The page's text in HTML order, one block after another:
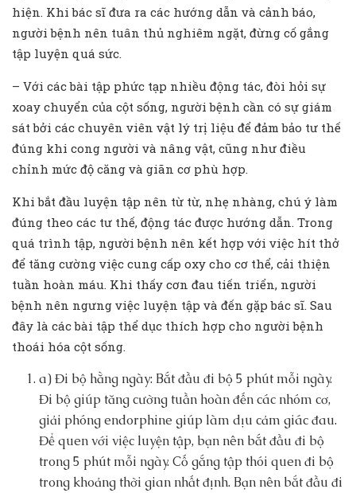
hiện. Khi bác sĩ đưa ra các hướng dẫn và cảnh báo,
người bệnh nên tuân thủ nghiêm ngặt, đừng cố gắng
tập luyện quá sức.
– Với các bài tập phức tạp nhiều động tác, đòi hỏi sự
xoay chuyển của cột sống, người bệnh cần có sự giám
sát bởi các chuyên viên vật lý trị liệu để đảm bảo tư thế
đúng khi cong người và nâng vật, cũng như điều
chỉnh mức độ căng và giãn cơ phù hợp.
Khi bắt đầu luyện tập nên từ từ, nhẹ nhàng, chú ý làm
đúng theo các tư thế, động tác được hướng dẫn. Trong
quá trình tập, người bệnh nên kết hợp với việc hít thở
để tăng cường việc cung cấp oxy cho cơ thể, cải thiện
tuần hoàn máu. Khi thấy cơn đau tiến triển, người
bệnh nên ngưng việc luyện tập và đến gặp bác sĩ. Sau
đây là các bài tập thể dục thích hợp cho người bệnh
thoái hóa cột sống.
a) Đi bộ hằng ngày: Bắt đầu đi bộ 5 phút mỗi ngày.
Đi bộ giúp tăng cường tuần hoàn đến các nhóm cơ,
giải phóng endorphine giúp làm dịu cảm giác đau.
Để quen với việc luyện tập, bạn nên bắt đầu đi bộ
trong 5 phút mỗi ngày. Cố gắng tập thói quen đi bộ
trong khoảng thời gian nhất định. Bạn nên bắt đầu đi